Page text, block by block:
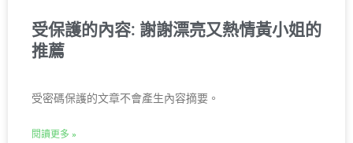
受保護的內容: 謝謝漂亮又熱情黃小姐的
推薦
受密碼保護的文章不會產生內容摘要。
閱讀更多 »